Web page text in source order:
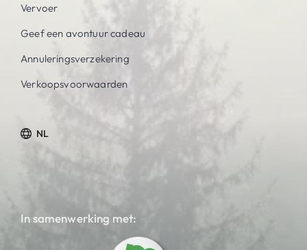
Vervoer
Geef een avontuur cadeau
Annuleringsverzekering
Verkoopsvoorwaarden
NL
In samenwerking met: